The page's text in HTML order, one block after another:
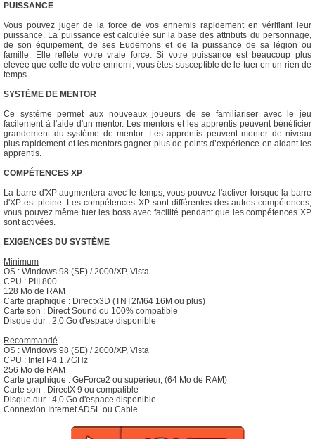
PUISSANCE
Vous pouvez juger de la force de vos ennemis rapidement en vérifiant leur
puissance. La puissance est calculée sur la base des attributs du personnage,
de son équipement, de ses Eudemons et de la puissance de sa légion ou
famille. Elle reflète votre vraie force. Si votre puissance est beaucoup plus
élevée que celle de votre ennemi, vous êtes susceptible de le tuer en un rien de
temps.
SYSTÈME DE MENTOR
Ce système permet aux nouveaux joueurs de se familiariser avec le jeu
facilement à l'aide d'un mentor. Les mentors et les apprentis peuvent bénéficier
grandement du système de mentor. Les apprentis peuvent monter de niveau
plus rapidement et les mentors gagner plus de points d’expérience en aidant les
apprentis.
COMPÉTENCES XP
La barre d'XP augmentera avec le temps, vous pouvez l'activer lorsque la barre
d'XP est pleine. Les compétences XP sont différentes des autres compétences,
vous pouvez même tuer les boss avec facilité pendant que les compétences XP
sont activées.
EXIGENCES DU SYSTÈME
Minimum
OS : Windows 98 (SE) / 2000/XP, Vista
CPU : PIII 800
128 Mo de RAM
Carte graphique : Directx3D (TNT2M64 16M ou plus)
Carte son : Direct Sound ou 100% compatible
Disque dur : 2,0 Go d'espace disponible
Recommandé
OS : Windows 98 (SE) / 2000/XP, Vista
CPU : Intel P4 1.7GHz
256 Mo de RAM
Carte graphique : GeForce2 ou supérieur, (64 Mo de RAM)
Carte son : DirectX 9 ou compatible
Disque dur : 4,0 Go d'espace disponible
Connexion Internet ADSL ou Cable